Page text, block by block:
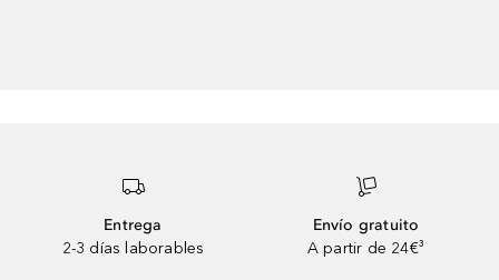
Entrega
2-3 días laborables
Envío gratuito
A partir de 24€³